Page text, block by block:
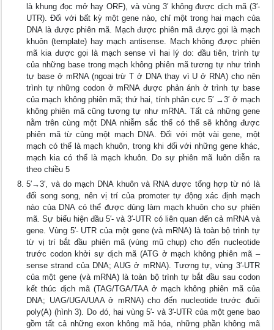
là khung đọc mở hay ORF), và vùng 3′ không được dịch mã (3′-
UTR). Đối với bất kỳ một gene nào, chỉ một trong hai mạch của
DNA là được phiên mã. Mạch được phiên mã được gọi là mạch
khuôn (template) hay mạch antisense. Mạch không được phiên
mã kia được gọi là mạch sense vì hai lý do: đầu tiên, trình tự
của những base trong mạch không phiên mã tương tự như trình
tự base ở mRNA (ngoại trừ T ở DNA thay vì U ở RNA) cho nên
trình tự những codon ở mRNA được phản ánh ở trình tự base
của mạch không phiên mã; thứ hai, tính phân cực 5′ →3′ ở mạch
không phiên mã cũng tương tự như mRNA. Tất cả những gene
nằm trên cùng một DNA nhiễm sắc thể có thể sẽ không được
phiên mã từ cùng một mạch DNA. Đối với một vài gene, một
mạch có thể là mạch khuôn, trong khi đối với những gene khác,
mạch kia có thể là mạch khuôn. Do sự phiên mã luôn diễn ra
theo chiều 5
5′→3′, và do mạch DNA khuôn và RNA được tổng hợp từ nó là
đối song song, nên vị trí của promoter tự động xác định mạch
nào của DNA có thể được dùng làm mạch khuôn cho sự phiên
mã. Sự biểu hiện đầu 5′- và 3′-UTR có liên quan đến cả mRNA và
gene. Vùng 5′- UTR của một gene (và mRNA) là toàn bộ trình tự
từ vị trí bắt đầu phiên mã (vùng mũ chụp) cho đến nucleotide
trước codon khởi sự dịch mã (ATG ở mạch không phiên mã –
sense strand của DNA; AUG ở mRNA). Tương tự, vùng 3′-UTR
của một gene (và mRNA) là toàn bộ trình tự bắt đầu sau codon
kết thúc dịch mã (TAG/TGA/TAA ở mạch không phiên mã của
DNA; UAG/UGA/UAA ở mRNA) cho đến nucleotide trước đuôi
poly(A) (hình 3). Do đó, hai vùng 5′- và 3′-UTR của một gene bao
gồm tất cả những exon không mã hóa, những phần không mã